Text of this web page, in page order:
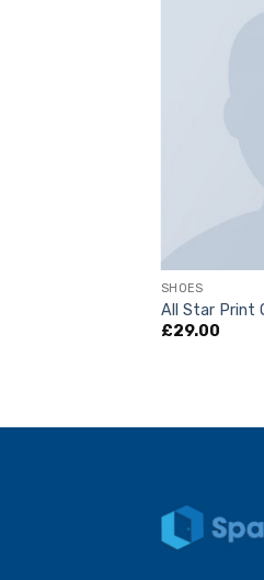
SHOES
All Star Print
£29.00